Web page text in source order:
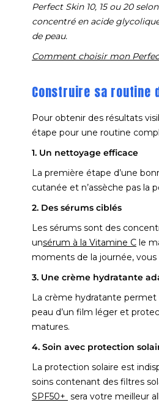
Perfect Skin 10, 15 ou 20
concentré en acide
de peau.
Comment choisir mon
Construire sa routine
Pour obtenir des résultats
étape pour une routine
1. Un nettoyage efficace
La première étape d’une
cutanée et n’assèche pas la
2. Des sérums ciblés
Les sérums sont des
unsérum à la Vitamine C le
moments de la journée,
3. Une crème hydratante
La crème hydratante permet
peau d’un film léger et
matures.
4. Soin avec protection
La protection solaire est
soins contenant des filtres
SPF50+ sera votre meilleur